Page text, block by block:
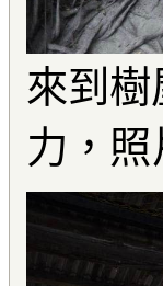
來到
力，